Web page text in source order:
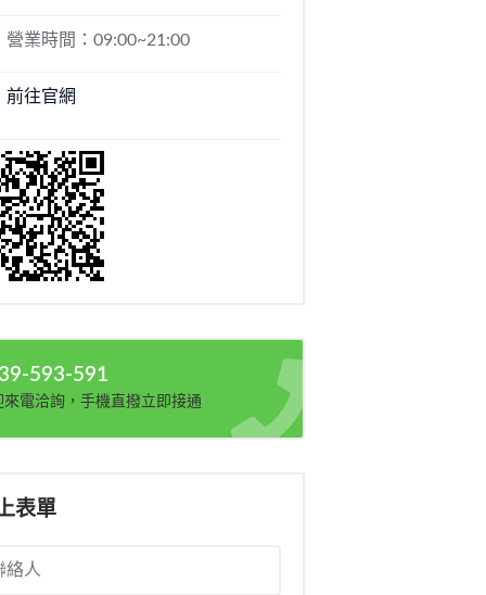
營業時間：09:00~21:00
前往官網
593-591
來電洽詢，手機直撥立即接通
表單